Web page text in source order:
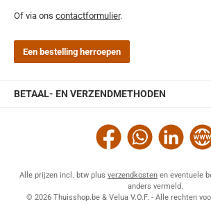
Of via ons contactformulier.
Een bestelling herroepen
BETAAL- EN VERZENDMETHODEN
Facebook WhatsAppLinkedIn
Alle prijzen incl. btw plus verzendkosten en eventuele
anders vermeld.
© 2026 Thuisshop.be & Velua V.O.F. - Alle rechten